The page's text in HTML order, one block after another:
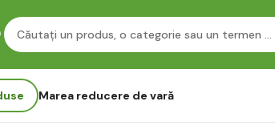
Marea reducere de vară